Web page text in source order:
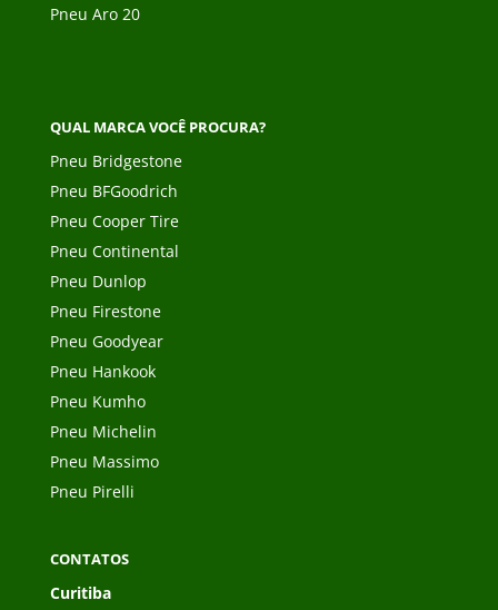
Pneu Aro 20
QUAL MARCA VOCÊ PROCURA?
Pneu Bridgestone
Pneu BFGoodrich
Pneu Cooper Tire
Pneu Continental
Pneu Dunlop
Pneu Firestone
Pneu Goodyear
Pneu Hankook
Pneu Kumho
Pneu Michelin
Pneu Massimo
Pneu Pirelli
CONTATOS
Curitiba